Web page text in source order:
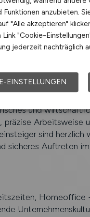
Vertretung
juristische
erste Erfahrung im
und
präzise Arbeitsweise
sind herzlich
sicheres Auftreten
Homeoffice
Funktionen anzubieten.
"Alle akzeptieren"
"Cookie-
jederzeit nachträglich
EINSTELLUNGEN